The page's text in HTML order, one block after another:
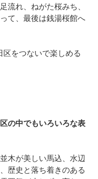
流れ、ねがた桜みち、
て、最後は銭湯桜館へ
をつないで楽しめる
の中でもいろいろな表
木が美しい馬込、水辺
歴史と落ち着きのある